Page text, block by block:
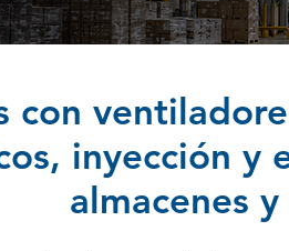
con
inyección y
almacenes